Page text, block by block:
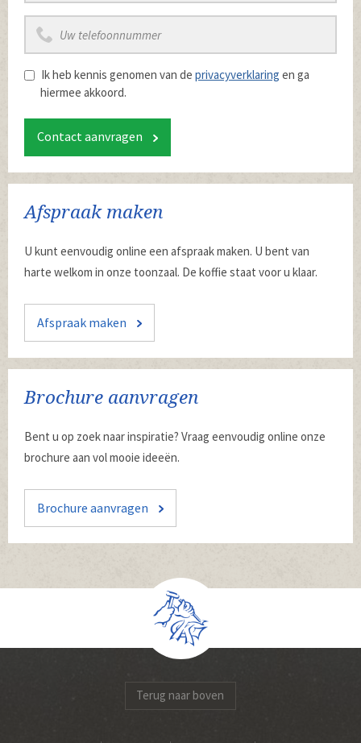
Ik heb kennis genomen van de privacyverklaring en ga
hiermee akkoord.
Contact aanvragen
Afspraak maken
U kunt eenvoudig online een afspraak maken. U bent van
harte welkom in onze toonzaal. De koffie staat voor u klaar.
Afspraak maken
Brochure aanvragen
Bent u op zoek naar inspiratie? Vraag eenvoudig online onze
brochure aan vol mooie ideeën.
Brochure aanvragen
Terug naar boven